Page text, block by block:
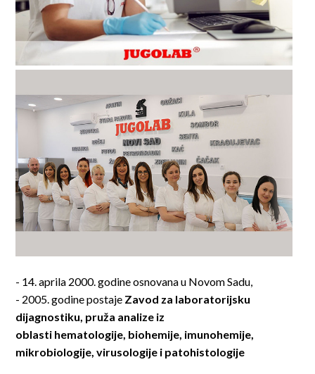
- 14. aprila 2000. godine osnovana u Novom Sadu,
- 2005. godine postaje Zavod za laboratorijsku
dijagnostiku, pruža analize iz
oblasti hematologije, biohemije, imunohemije,
mikrobiologije, virusologije i patohistologije